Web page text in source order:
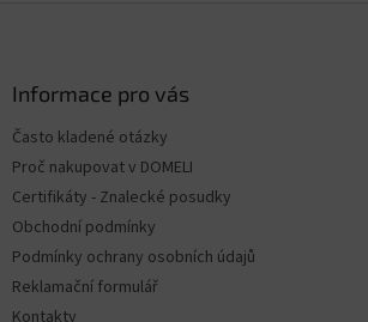
Informace pro vás
Často kladené otázky
Proč nakupovat v DOMELI
Certifikáty - Znalecké posudky
Obchodní podmínky
Podmínky ochrany osobních údajů
Reklamační formulář